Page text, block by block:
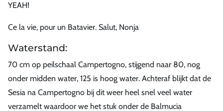
YEAH!
Ce la vie, pour un Batavier. Salut, Nonja
Waterstand:
70 cm op peilschaal Campertogno, stijgend naar 80, nog
onder midden water, 125 is hoog water. Achteraf blijkt dat de
Sesia na Campertogno bij dit weer heel snel veel water
verzamelt waardoor we het stuk onder de Balmucia